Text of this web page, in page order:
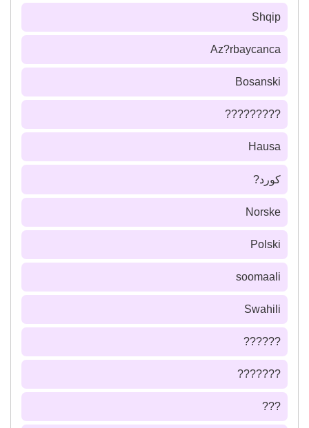
Shqip
Az?rbaycanca
Bosanski
?????????
Hausa
كورد?
Norske
Polski
soomaali
Swahili
??????
???????
???